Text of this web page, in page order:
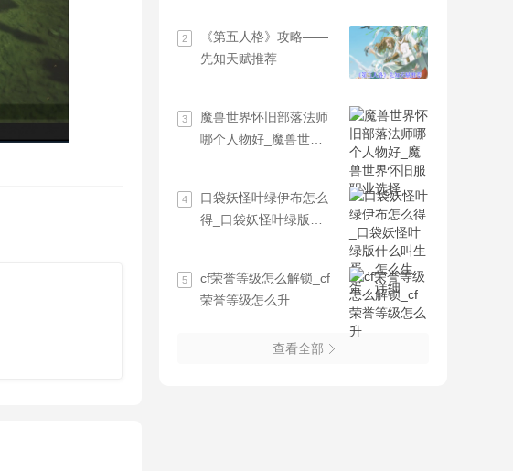
2
《第五人格》攻略——
先知天赋推荐
3
魔兽世界怀旧部落法师
哪个人物好_魔兽世界
4
口袋妖怪叶绿伊布怎么
得_口袋妖怪叶绿版什
5
cf荣誉等级怎么解锁_cf
荣誉等级怎么升
查看全部